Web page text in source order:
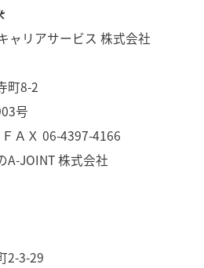
ャリアサービス 株式会社
町8-2
号
ＡＸ 06-4397-4166
A-JOINT 株式会社
2-3-29